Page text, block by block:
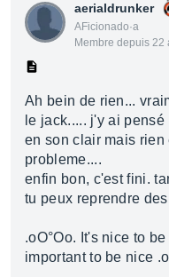
aerialdrunker
AFicionado·a
Membre depuis 22
Ah bein de rien...
le jack..... j'y ai
en son clair mais rien
probleme....
enfin bon, c'est fini.
tu peux reprendre
.oO°Oo. It's nice to
important to be nice